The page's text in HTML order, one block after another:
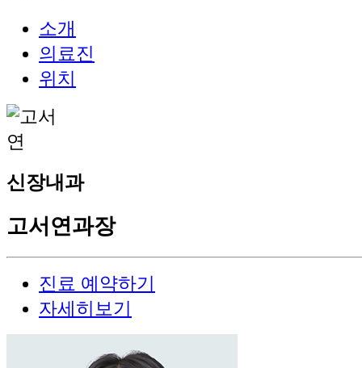
소개
의료진
위치
신장내과
고서연과장
진료 예약하기
자세히보기